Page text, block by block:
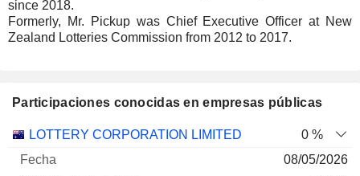
since 2018.
Formerly, Mr. Pickup was Chief Executive Officer at New
Zealand Lotteries Commission from 2012 to 2017.
Participaciones conocidas en empresas públicas
Empresa
Número
valoración
LOTTERY CORPORATION LIMITED
0 %
08/05/2026